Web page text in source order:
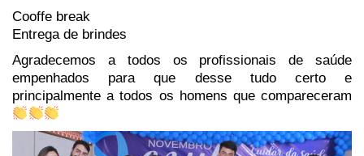
Cooffe break
Entrega de brindes
Agradecemos a todos os profissionais de saúde
empenhados para que desse tudo certo e
principalmente a todos os homens que compareceram